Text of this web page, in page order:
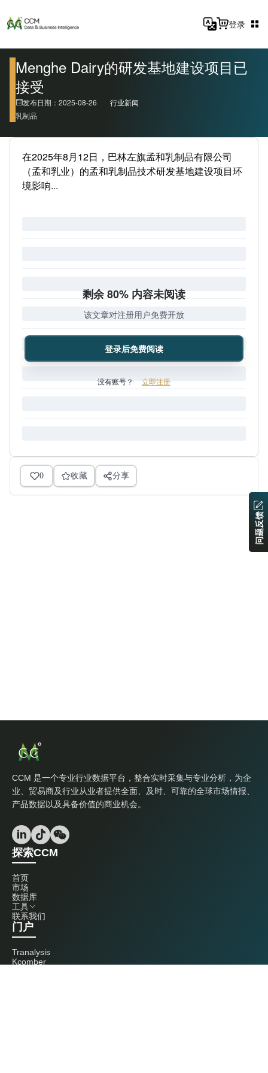
登录
Menghe Dairy的研发基地建设项目已
接受
发布日期：2025-08-26
行业新闻
乳制品
在2025年8月12日，巴林左旗孟和乳制品有限公司
（孟和乳业）的孟和乳制品技术研发基地建设项目环
境影响...
剩余 80% 内容未阅读
该文章对注册用户免费开放
登录后免费阅读
没有账号？ 立即注册
0 收藏 分享
CCM 是一个专业行业数据平台，整合实时采集与专业分析，为企
业、贸易商及行业从业者提供全面、及时、可靠的全球市场情报、
产品数据以及具备价值的商业机会。
探索CCM
首页
市场
数据库
工具
联系我们
门户
Tranalysis
Kcomber
问题反馈